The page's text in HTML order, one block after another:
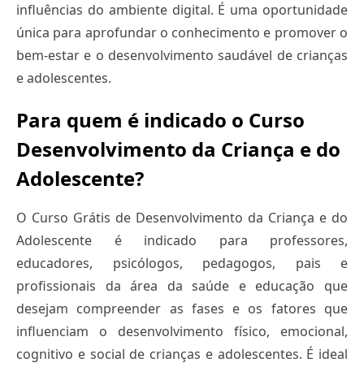
influências do ambiente digital. É uma oportunidade
única para aprofundar o conhecimento e promover o
bem-estar e o desenvolvimento saudável de crianças
e adolescentes.
Para quem é indicado o Curso
Desenvolvimento da Criança e do
Adolescente?
O Curso Grátis de Desenvolvimento da Criança e do
Adolescente é indicado para professores,
educadores, psicólogos, pedagogos, pais e
profissionais da área da saúde e educação que
desejam compreender as fases e os fatores que
influenciam o desenvolvimento físico, emocional,
cognitivo e social de crianças e adolescentes. É ideal